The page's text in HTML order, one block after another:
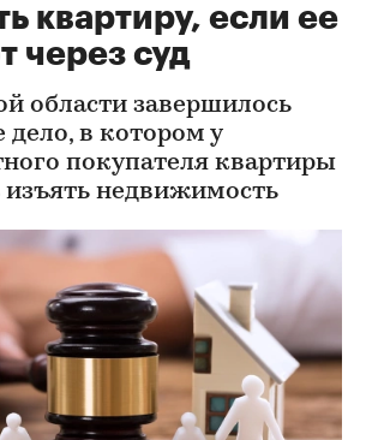
квартиру, если ее
через суд
области завершилось
дело, в котором у
покупателя квартиры
недвижимость